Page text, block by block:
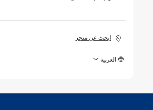
ابحث عن متجر
العربية